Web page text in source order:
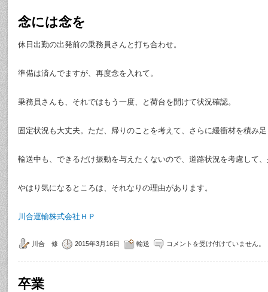
念には念を
休日出勤の出発前の乗務員さんと打ち合わせ。
準備は済んでますが、再度念を入れて。
乗務員さんも、それではもう一度、と荷台を開けて状況確認。
固定状況も大丈夫。ただ、帰りのことを考えて、さらに緩衝材を積み
輸送中も、できるだけ振動を与えたくないので、道路状況を考慮して
やはり気になるところは、それなりの理由があります。
川合運輸株式会社ＨＰ
川合 修 2015年3月16日 輸送 コメントを受け付けていません。
卒業